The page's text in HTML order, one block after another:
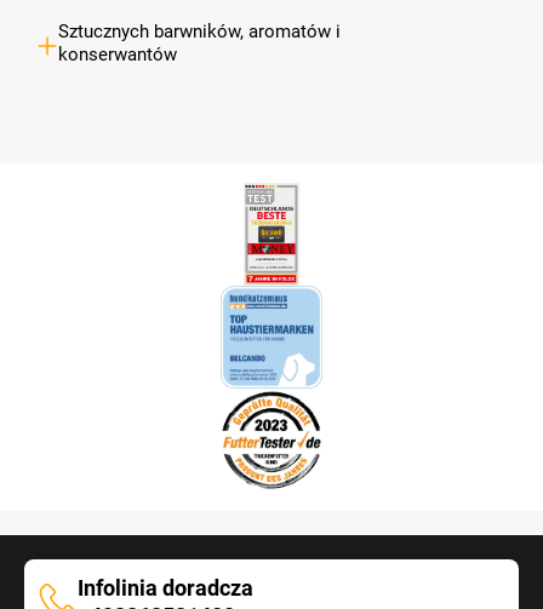
Sztucznych barwników, aromatów i
konserwantów
Infolinia doradcza